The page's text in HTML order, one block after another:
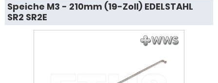
Speiche M3 - 210mm (19-Zoll) EDELSTAHL
SR2 SR2E